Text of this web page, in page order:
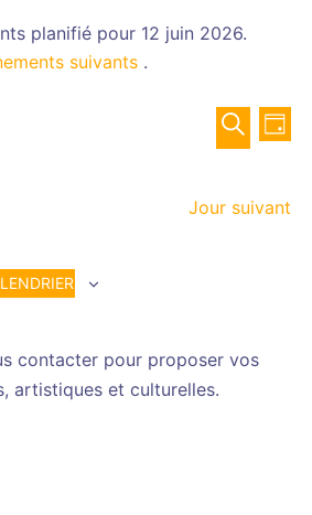
planifié pour 12 juin 2026.
suivants .
et
de
de
JOUR
Jour suivant
contacter pour proposer vos
artistiques et culturelles.